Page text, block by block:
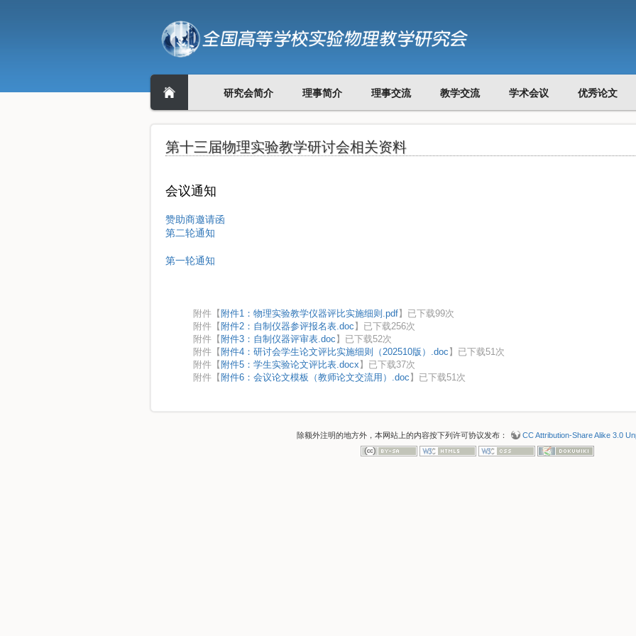
研究会简介 理事简介 理事交流 教学交流 学术会议 优秀论文
第十三届物理实验教学研讨会相关资料
会议通知
赞助商邀请函
第二轮通知
第一轮通知
附件【 附件1：物理实验教学仪器评比实施细则.pdf】已下载99次
附件【 附件2：自制仪器参评报名表.doc 】已下载256次
附件【 附件3：自制仪器评审表.doc 】已下载52次
附件【 附件4：研讨会学生论文评比实施细则（202510版）.doc 】已下载51次
附件【 附件5：学生实验论文评比表.docx 】已下载37次
附件【 附件6：会议论文模板（教师论文交流用）.doc 】已下载51次
除额外注明的地方外，本网站上的内容按下列许可协议发布： CC Attribution-Share Alike 3.0